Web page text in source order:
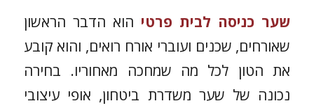
שער כניסה לבית פרטי הוא הדבר הראשון
שאורחים, שכנים ועוברי אורח רואים, והוא קובע
את הטון לכל מה שמחכה מאחוריו. בחירה
נכונה של שער משדרת ביטחון, אופי עיצובי